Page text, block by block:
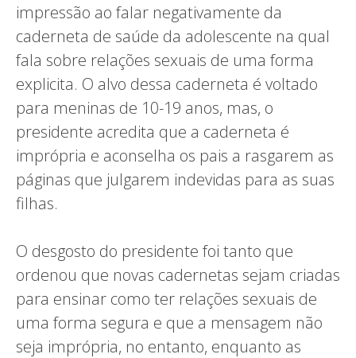
impressão ao falar negativamente da
caderneta de saúde da adolescente na qual
fala sobre relações sexuais de uma forma
explicita. O alvo dessa caderneta é voltado
para meninas de 10-19 anos, mas, o
presidente acredita que a caderneta é
imprópria e aconselha os pais a rasgarem as
páginas que julgarem indevidas para as suas
filhas.
O desgosto do presidente foi tanto que
ordenou que novas cadernetas sejam criadas
para ensinar como ter relações sexuais de
uma forma segura e que a mensagem não
seja imprópria, no entanto, enquanto as